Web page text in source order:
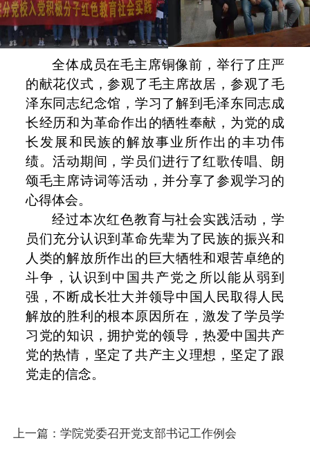
全体成员在毛主席铜像前，举行了庄严
的献花仪式，参观了毛主席故居，参观了毛
泽东同志纪念馆，学习了解到毛泽东同志成
长经历和为革命作出的牺牲奉献，为党的成
长发展和民族的解放事业所作出的丰功伟
绩。活动期间，学员们进行了红歌传唱、朗
颂毛主席诗词等活动，并分享了参观学习的
心得体会。
经过本次红色教育与社会实践活动，学
员们充分认识到革命先辈为了民族的振兴和
人类的解放所作出的巨大牺牲和艰苦卓绝的
斗争，认识到中国共产党之所以能从弱到
强，不断成长壮大并领导中国人民取得人民
解放的胜利的根本原因所在，激发了学员学
习党的知识，拥护党的领导，热爱中国共产
党的热情，坚定了共产主义理想，坚定了跟
党走的信念。
上一篇：学院党委召开党支部书记工作例会